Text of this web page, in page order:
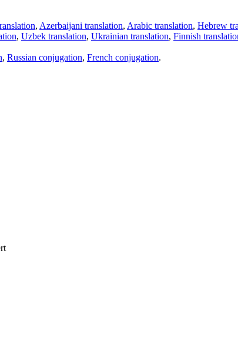
, Azerbaijani translation, Arabic translation, Hebrew
, Uzbek translation, Ukrainian translation, Finnish
, Russian conjugation, French conjugation.